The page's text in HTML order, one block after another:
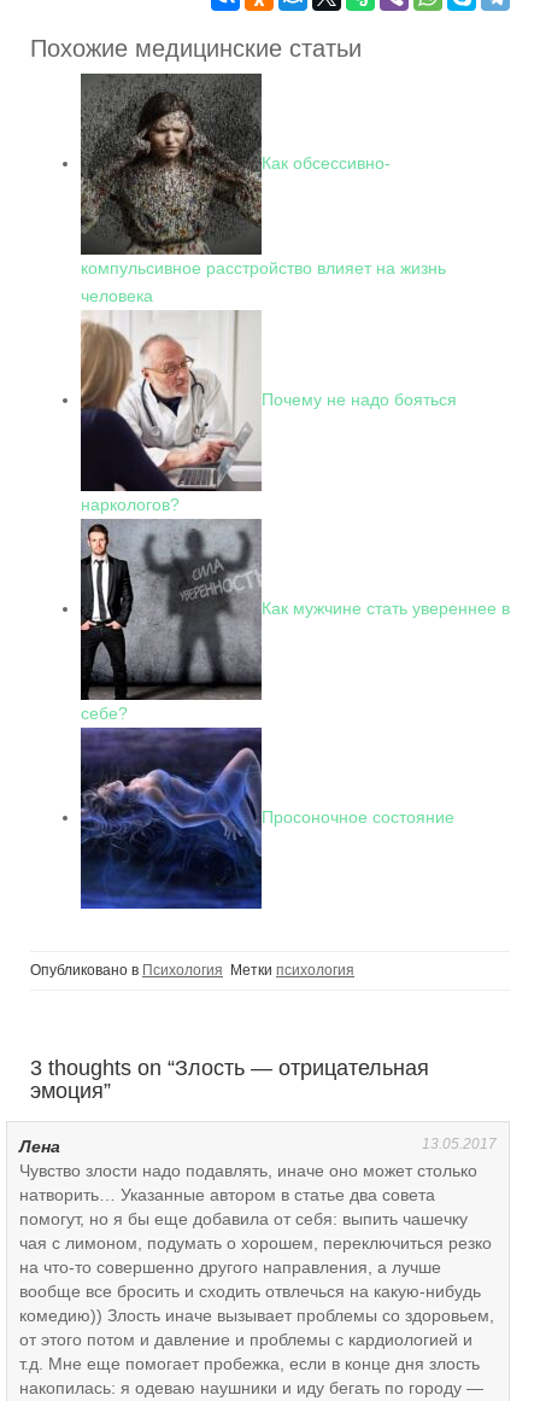
Похожие медицинские статьи
Как обсессивно-
компульсивное расстройство влияет на жизнь
человека
Почему не надо бояться
наркологов?
Как мужчине стать увереннее в
себе?
Просоночное состояние
Опубликовано в Психология Метки психология
3 thoughts on “Злость — отрицательная
эмоция”
Лена 13.05.2017
Чувство злости надо подавлять, иначе оно может столько
натворить… Указанные автором в статье два совета
помогут, но я бы еще добавила от себя: выпить чашечку
чая с лимоном, подумать о хорошем, переключиться резко
на что-то совершенно другого направления, а лучше
вообще все бросить и сходить отвлечься на какую-нибудь
комедию)) Злость иначе вызывает проблемы со здоровьем,
от этого потом и давление и проблемы с кардиологией и
т.д. Мне еще помогает пробежка, если в конце дня злость
накопилась: я одеваю наушники и иду бегать по городу —